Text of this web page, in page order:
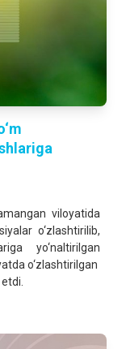
viloyatida
o‘zlashtirilib,
yo‘naltirilgan
o‘zlashtirilgan